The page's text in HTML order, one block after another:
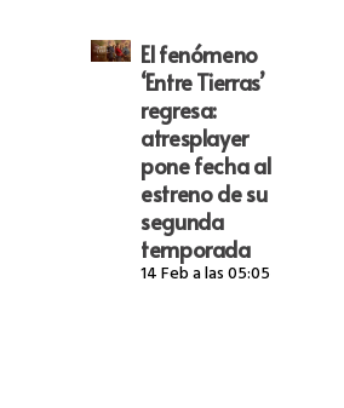
El fenómeno
‘Entre Tierras’
regresa:
atresplayer
pone fecha al
estreno de su
segunda
temporada
14 Feb a las 05:05